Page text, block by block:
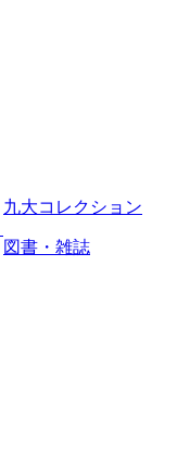
九大コレクション
図書・雑誌